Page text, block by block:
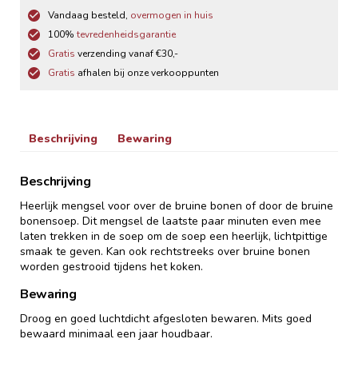
Vandaag besteld, overmogen in huis
100% tevredenheidsgarantie
Gratis verzending vanaf €30,-
Gratis afhalen bij onze verkooppunten
Beschrijving Bewaring
Beschrijving
Heerlijk mengsel voor over de bruine bonen of door de bruine
bonensoep. Dit mengsel de laatste paar minuten even mee
laten trekken in de soep om de soep een heerlijk, lichtpittige
smaak te geven. Kan ook rechtstreeks over bruine bonen
worden gestrooid tijdens het koken.
Bewaring
Droog en goed luchtdicht afgesloten bewaren. Mits goed
bewaard minimaal een jaar houdbaar.